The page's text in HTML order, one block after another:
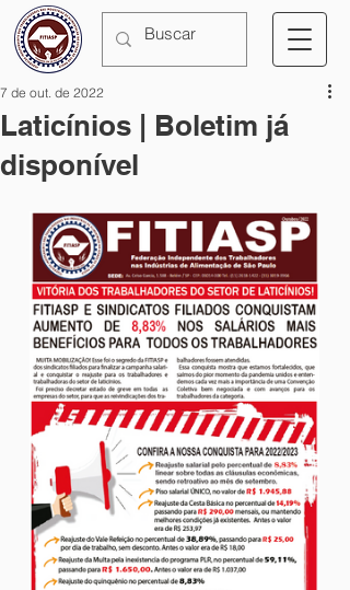
Laticínios | Boletim já
disponível
7 de out. de 2022